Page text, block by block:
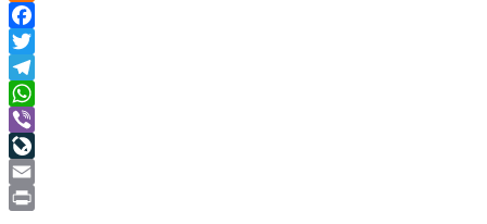
Odnoklassniki
Facebook
Twitter
Telegram
WhatsApp
Viber
LiveJournal
Email